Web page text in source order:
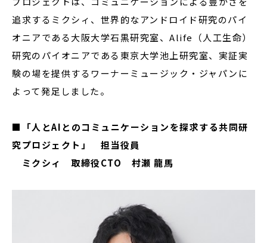
追求するミクシィ、世界的なアンドロイド研究のパイ
オニアである大阪大学石黒研究室、Alife（人工生命）
研究のパイオニアである東京大学池上研究室、実証実
験の場を提供するワーナーミュージック・ジャパンに
よって発足しました。
■ 「人とAI とのコミュニケーションを探求する共同研
究プロジェクト」 担当役員
ミクシィ 取締役CTO 村瀬 龍馬